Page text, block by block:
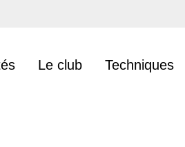
Le club Techniques